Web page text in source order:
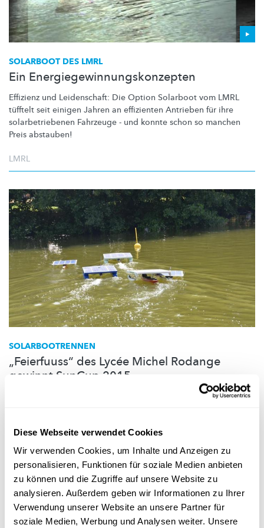
Diese Webseite verwendet Cookies
Wir verwenden Cookies, um Inhalte und Anzeigen zu
personalisieren, Funktionen für soziale Medien anbieten
zu können und die Zugriffe auf unsere Website zu
analysieren. Außerdem geben wir Informationen zu Ihrer
Verwendung unserer Website an unsere Partner für
soziale Medien, Werbung und Analysen weiter. Unsere
SOLARBOOT DES LMRL
Ein Energiegewinnungskonzepten
Effizienz und Leidenschaft: Die Option Solarboot vom LMRL
tüfftelt seit einigen Jahren an effizienten Antrieben für ihre
solarbetriebenen Fahrzeuge - und konnte schon so manchen
Preis abstauben!
LMRL
SOLARBOOTRENNEN
„Feierfuuss“ des Lycée Michel Rodange
gewinnt SunCup 2015
Wer baut das schnellste Solarboot? Hobbytüftler treten mit
Lycée Technique Ettelbruck,LMRL
Folgescience.lu